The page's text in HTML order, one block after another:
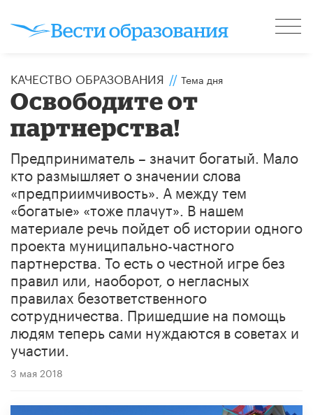
КАЧЕСТВО ОБРАЗОВАНИЯ // Тема дня
Освободите от
партнерства!
Предприниматель – значит богатый. Мало
кто размышляет о значении слова
«предприимчивость». А между тем
«богатые» «тоже плачут». В нашем
материале речь пойдет об истории одного
проекта муниципально-частного
партнерства. То есть о честной игре без
правил или, наоборот, о негласных
правилах безответственного
сотрудничества. Пришедшие на помощь
людям теперь сами нуждаются в советах и
участии.
3 мая 2018